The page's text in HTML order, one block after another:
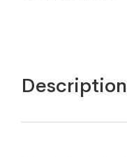
Description